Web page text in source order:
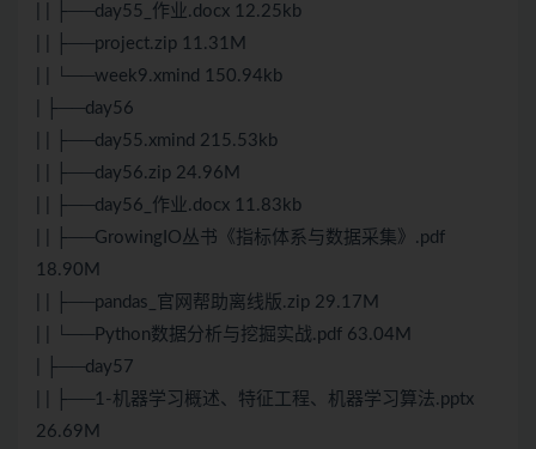
| | ├──day55_作业.docx 12.25kb
| | ├──project.zip 11.31M
| | └──week9.xmind 150.94kb
| ├──day56
| | ├──day55.xmind 215.53kb
| | ├──day56.zip 24.96M
| | ├──day56_作业.docx 11.83kb
| | ├──GrowingIO丛书《指标体系与数据采集》.pdf
18.90M
| | ├──pandas_官网帮助离线版.zip 29.17M
| | └──Python数据分析与挖掘实战.pdf 63.04M
| ├──day57
| | ├──1-机器学习概述、特征工程、机器学习算法.pptx
26.69M